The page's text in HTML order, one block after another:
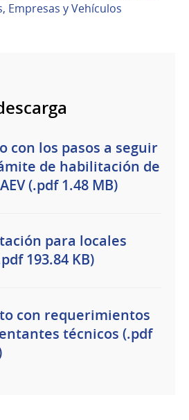
Empresas y Vehículos
con los pasos a seguir
de habilitación de
(.pdf 1.48 MB)
para locales
193.84 KB)
con requerimientos
técnicos (.pdf